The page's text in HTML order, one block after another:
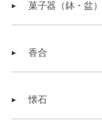
菓子器（鉢・盆）
香合
懐石